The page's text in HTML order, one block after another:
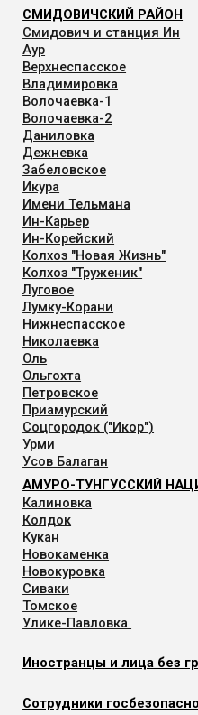
СМИДОВИЧСКИЙ РАЙОН
Смидович и станция Ин
Аур
Верхнеспасское
Владимировка
Волочаевка-1
Волочаевка-2
Даниловка
Дежневка
Забеловское
Икура
Имени Тельмана
Ин-Карьер
Ин-Корейский
Колхоз "Новая Жизнь"
Колхоз "Труженик"
Луговое
Лумку-Корани
Нижнеспасское
Николаевка
Оль
Ольгохта
Петровское
Приамурский
Соцгородок ("Икор")
Урми
Усов Балаган
АМУРО-ТУНГУССКИЙ
Калиновка
Колдок
Кукан
Новокаменка
Новокуровка
Сиваки
Томское
Улике-Павловка
Иностранцы и лица без
Сотрудники